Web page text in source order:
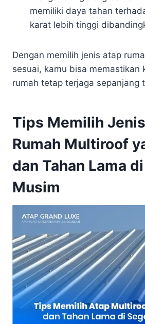
memiliki daya tahan
karat lebih tinggi
Dengan memilih jenis atap
sesuai, kamu bisa memastikan
rumah tetap terjaga sepanjang
Tips Memilih
Rumah Multiroof
dan Tahan Lama
Musim